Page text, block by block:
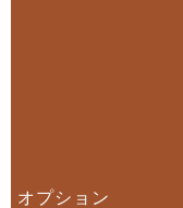
オプション